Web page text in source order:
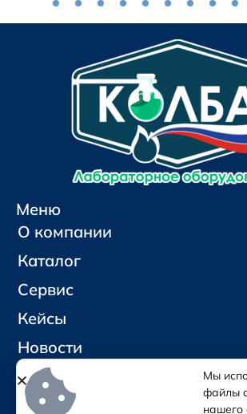
Меню
О компании
Каталог
Сервис
Кейсы
Новости
Контакты
Мы
файлы
нашего